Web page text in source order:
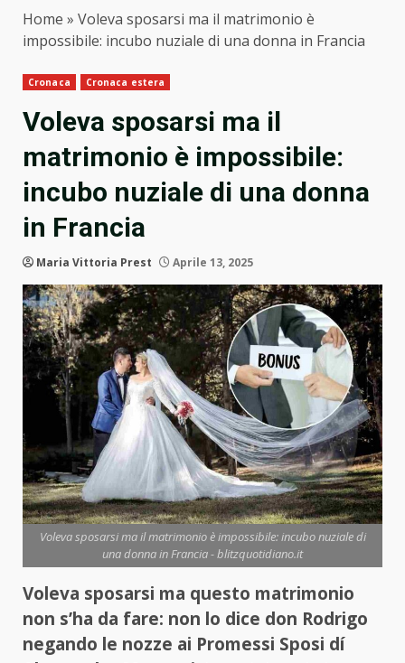
Home » Voleva sposarsi ma il matrimonio è
impossibile: incubo nuziale di una donna in Francia
Cronaca Cronaca estera
Voleva sposarsi ma il
matrimonio è impossibile:
incubo nuziale di una donna
in Francia
Maria Vittoria Prest Aprile 13, 2025
Voleva sposarsi ma il matrimonio è impossibile: incubo nuziale di
una donna in Francia - blitzquotidiano.it
Voleva sposarsi ma questo matrimonio
non s’ha da fare: non lo dice don Rodrigo
negando le nozze ai Promessi Sposi dí